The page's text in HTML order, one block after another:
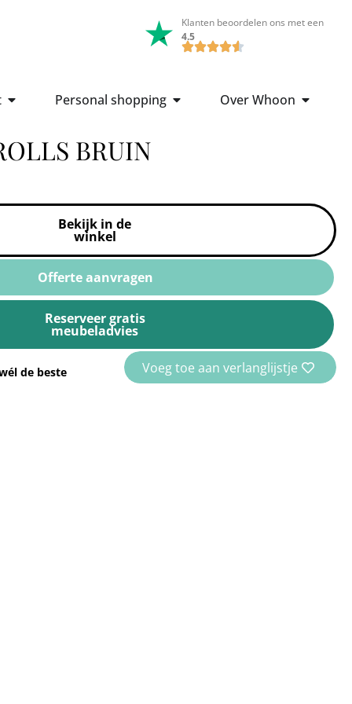
Klanten beoordelen ons met een
4.5
Personal shopping Over Whoon
BRUIN
Bekijk in de
winkel
Offerte aanvragen
Reserveer gratis
meubeladvies
de beste Voeg toe aan verlanglijstje